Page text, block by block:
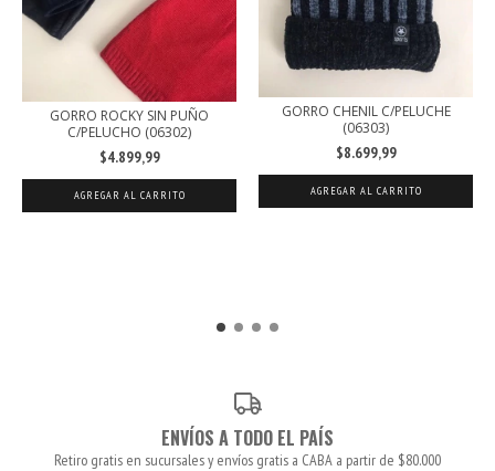
GORRO ROCKY SIN PUÑO
C/PELUCHO (06302)
$4.899,99
AGREGAR AL CARRITO
GORRO CHENIL C/PELUCHE
(06303)
$8.699,99
AGREGAR AL CARRITO
ENVÍOS A TODO EL PAÍS
Retiro gratis en sucursales y envíos gratis a CABA a partir de $80.000